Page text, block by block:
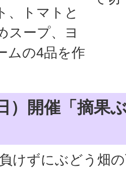
、トマトと
スープ、ヨ
ムの4品を作
）開催「摘果
けずにぶどう畑